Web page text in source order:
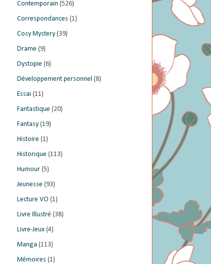
Contemporain (526)
Correspondances (1)
Cosy Mystery (39)
Drame (9)
Dystopie (6)
Développement personnel (8)
Essai (11)
Fantastique (20)
Fantasy (19)
Histoire (1)
Historique (113)
Humour (5)
Jeunesse (93)
Lecture VO (1)
Livre Illustré (38)
Livre-Jeux (4)
Manga (113)
Mémoires (1)